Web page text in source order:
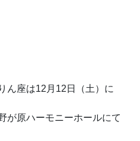
ん座は12月12日（土）に
が原ハーモニーホールにて